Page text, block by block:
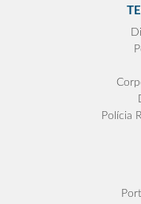
Polícia